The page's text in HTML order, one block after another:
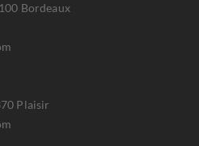
Bordeaux
Plaisir